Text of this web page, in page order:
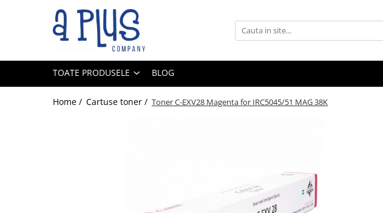
Toate Produsele
Cartuse toner
TOATE PRODUSELE BLOG
Home / Cartuse toner / Toner C-EXV28 Magenta for IRC5045/51 MAG 38K